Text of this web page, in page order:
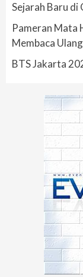
Sejarah Baru di
Pameran Mata
Membaca
BTS Jakarta